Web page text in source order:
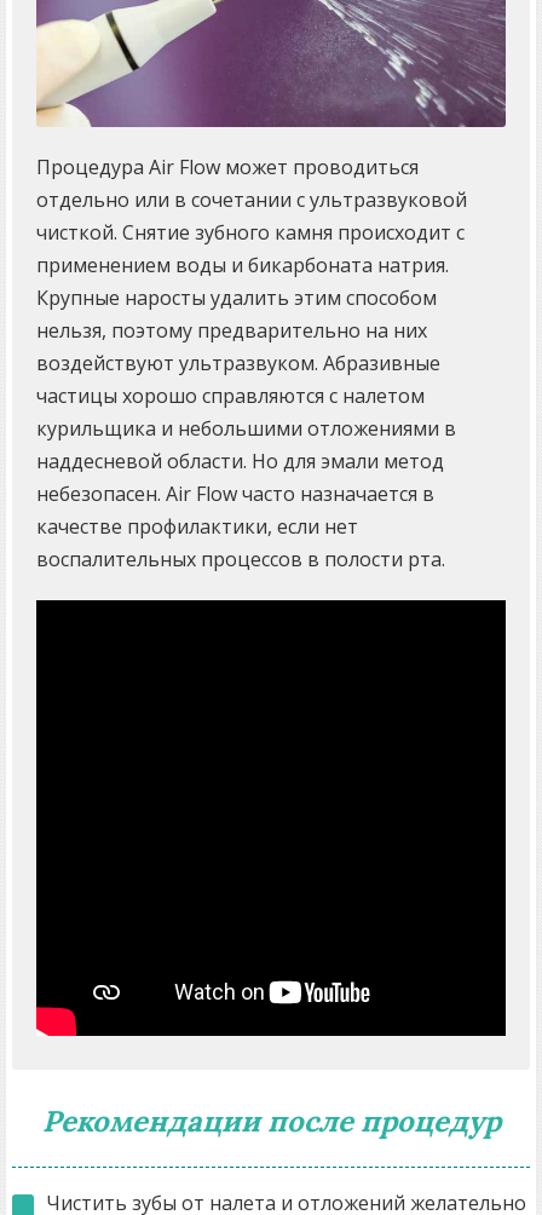
Процедура Air Flow может проводиться
отдельно или в сочетании с ультразвуковой
чисткой. Снятие зубного камня происходит с
применением воды и бикарбоната натрия.
Крупные наросты удалить этим способом
нельзя, поэтому предварительно на них
воздействуют ультразвуком. Абразивные
частицы хорошо справляются с налетом
курильщика и небольшими отложениями в
наддесневой области. Но для эмали метод
небезопасен. Air Flow часто назначается в
качестве профилактики, если нет
воспалительных процессов в полости рта.
Рекомендации после процедур
Чистить зубы от налета и отложений желательно